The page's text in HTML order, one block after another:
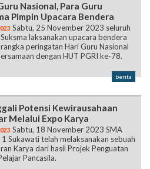
Nasional, Para Guru
Pimpin Upacara Bendera
Sabtu, 25 November 2023 seluruh
laksanakan upacara bendera
peringatan Hari Guru Nasional
dengan HUT PGRI ke-78.
berita
Potensi Kewirausahaan
Melalui Expo Karya
Sabtu, 18 November 2023 SMA
1 Sukawati telah melaksanakan sebuah
Karya dari hasil Projek Penguatan
Pancasila.